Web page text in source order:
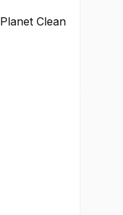
Planet Clean